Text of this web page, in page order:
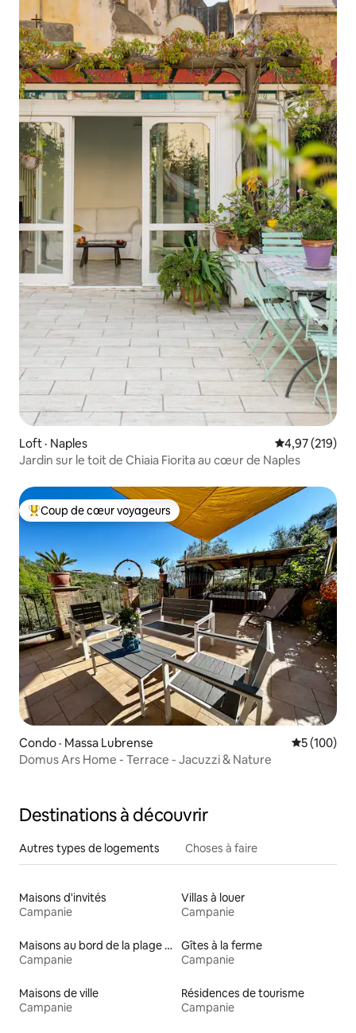
Loft · Naples Note
4,97 (219)
Jardin sur le toit de Chiaia Fiorita au cœur de Naples
Coup de cœur voyageurs parmi les plus aimés
Coup de cœur voyageurs
Condo · Massa Lubrense Note
5 (100)
Domus Ars Home - Terrace - Jacuzzi & Nature
Destinations à découvrir
Autres types de logements Choses à faire
Maisons d'invités
Campanie
Villas à louer
Campanie
Maisons au bord de la plage à louer
Campanie
Gîtes à la ferme
Campanie
Maisons de ville
Campanie
Résidences de tourisme
Campanie